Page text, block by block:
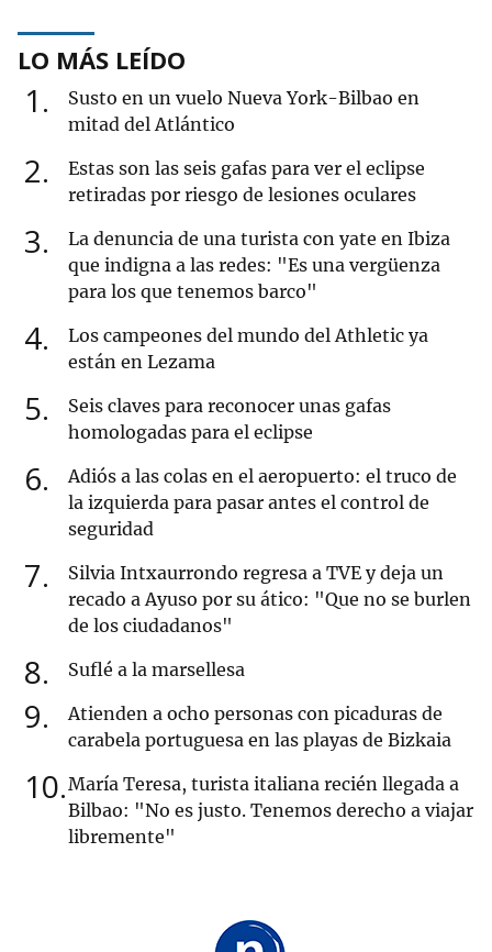
LO MÁS LEÍDO
1
Susto en un vuelo Nueva York-Bilbao en
mitad del Atlántico
2
Estas son las seis gafas para ver el eclipse
retiradas por riesgo de lesiones oculares
3
La denuncia de una turista con yate en Ibiza
que indigna a las redes: "Es una vergüenza
para los que tenemos barco"
4
Los campeones del mundo del Athletic ya
están en Lezama
5
Seis claves para reconocer unas gafas
homologadas para el eclipse
6
Adiós a las colas en el aeropuerto: el truco de
la izquierda para pasar antes el control de
seguridad
7
Silvia Intxaurrondo regresa a TVE y deja un
recado a Ayuso por su ático: "Que no se burlen
de los ciudadanos"
8 Suflé a la marsellesa
9
Atienden a ocho personas con picaduras de
carabela portuguesa en las playas de Bizkaia
10 María Teresa, turista italiana recién llegada a
Bilbao: "No es justo. Tenemos derecho a viajar
libremente"